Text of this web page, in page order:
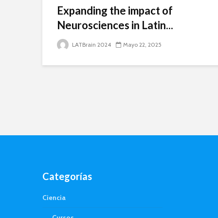
Expanding the impact of
Neurosciences in Latin...
LATBrain 2024 Mayo 22, 2025
Categorías
Ciencia